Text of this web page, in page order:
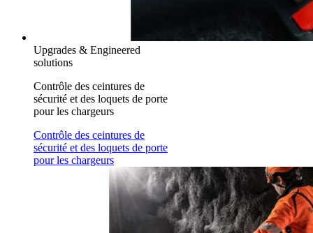
Upgrades & Engineered
solutions
Contrôle des ceintures de
sécurité et des loquets de porte
pour les chargeurs
Contrôle des ceintures de
sécurité et des loquets de porte
pour les chargeurs